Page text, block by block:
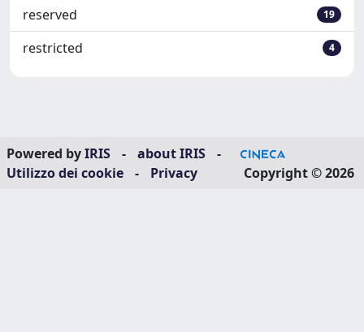
reserved 19
restricted 4
Powered byIRIS - about IRIS
-
Utilizzo dei cookie
- Privacy Copyright © 2026